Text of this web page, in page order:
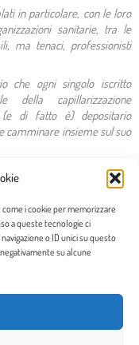
i cookie per memorizzare
a queste tecnologie ci
o ID unici su questo
su alcune
in particolare, con le loro
sanitarie, tra le
ma tenaci, professionisti
che ogni singolo iscritto
della capillarizzazione
(e di fatto è) depositario
camminare insieme sul suo
che succede al Dottor